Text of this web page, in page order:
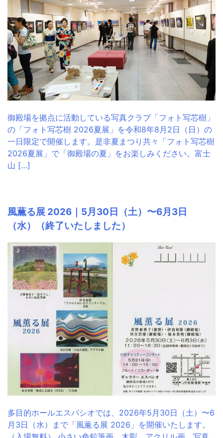
御殿場を拠点に活動している写真クラブ「フォト写芯樹」
の「フォト写芯樹 2026夏展」を令和8年8月2日（日）の
一日限定で開催します。是非夏まつり共々「フォト写芯樹
2026夏展」で「御殿場の夏」をお楽しみください。富士
山 […]
風薫る展 2026｜5月30日（土）〜6月3日
（水）（終了いたしました）
多目的ホールエスパシオでは、2026年5月30日（土）〜6
月3日（水）まで「風薫る展 2026」を開催いたします。